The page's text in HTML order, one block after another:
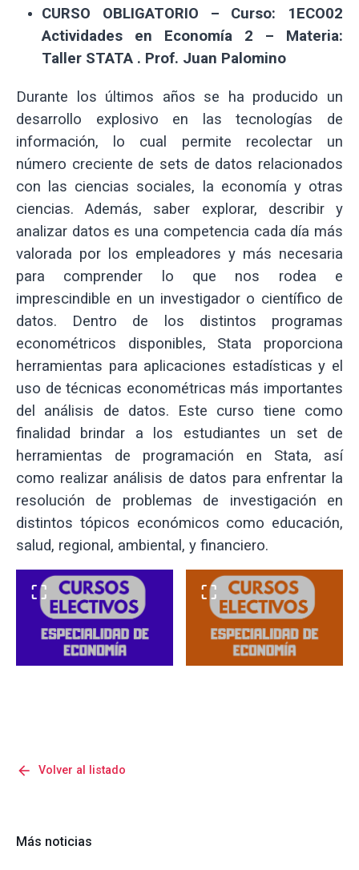
CURSO OBLIGATORIO – Curso: 1ECO02
Actividades en Economía 2 – Materia:
Taller STATA . Prof. Juan Palomino
Durante los últimos años se ha producido un
desarrollo explosivo en las tecnologías de
información, lo cual permite recolectar un
número creciente de sets de datos relacionados
con las ciencias sociales, la economía y otras
ciencias. Además, saber explorar, describir y
analizar datos es una competencia cada día más
valorada por los empleadores y más necesaria
para comprender lo que nos rodea e
imprescindible en un investigador o científico de
datos. Dentro de los distintos programas
econométricos disponibles, Stata proporciona
herramientas para aplicaciones estadísticas y el
uso de técnicas econométricas más importantes
del análisis de datos. Este curso tiene como
finalidad brindar a los estudiantes un set de
herramientas de programación en Stata, así
como realizar análisis de datos para enfrentar la
resolución de problemas de investigación en
distintos tópicos económicos como educación,
salud, regional, ambiental, y financiero.
arrow_back Volver al listado
Más noticias